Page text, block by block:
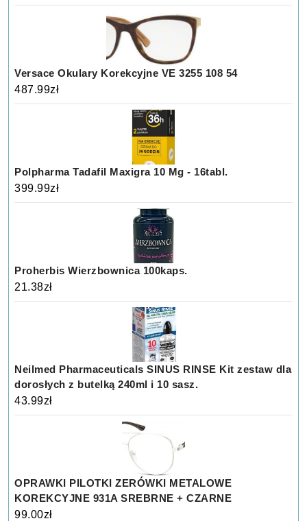
Versace Okulary Korekcyjne VE 3255 108 54
487.99zł
Polpharma Tadafil Maxigra 10 Mg - 16tabl.
399.99zł
Proherbis Wierzbownica 100kaps.
21.38zł
Neilmed Pharmaceuticals SINUS RINSE Kit zestaw dla
dorosłych z butelką 240ml i 10 sasz.
43.99zł
OPRAWKI PILOTKI ZERÓWKI METALOWE
KOREKCYJNE 931A SREBRNE + CZARNE
99.00zł